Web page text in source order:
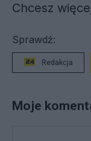
Chcesz
Sprawdź:
Redakcja
Moje